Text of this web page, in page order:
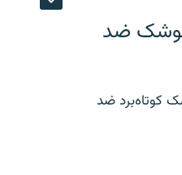
موشک ضد
کوتاه‌برد ضد